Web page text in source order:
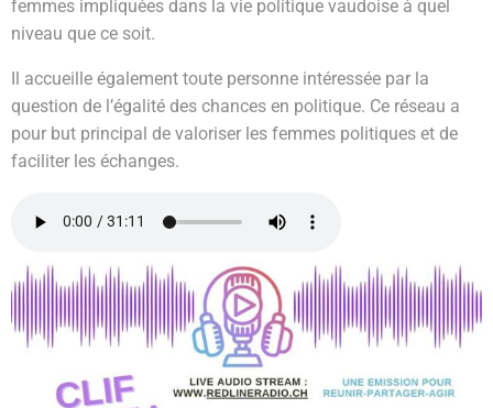
femmes impliquées dans la vie politique vaudoise à quel
niveau que ce soit.
Il accueille également toute personne intéressée par la
question de l’égalité des chances en politique. Ce réseau a
pour but principal de valoriser les femmes politiques et de
faciliter les échanges.